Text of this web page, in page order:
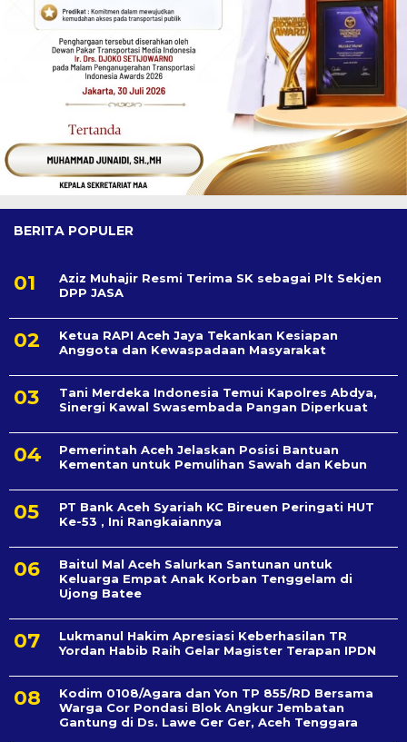
BERITA POPULER
Aziz Muhajir Resmi Terima SK sebagai Plt Sekjen
DPP JASA
Ketua RAPI Aceh Jaya Tekankan Kesiapan
Anggota dan Kewaspadaan Masyarakat
Tani Merdeka Indonesia Temui Kapolres Abdya,
Sinergi Kawal Swasembada Pangan Diperkuat
Pemerintah Aceh Jelaskan Posisi Bantuan
Kementan untuk Pemulihan Sawah dan Kebun
PT Bank Aceh Syariah KC Bireuen Peringati HUT
Ke-53 , Ini Rangkaiannya
Baitul Mal Aceh Salurkan Santunan untuk
Keluarga Empat Anak Korban Tenggelam di
Ujong Batee
Lukmanul Hakim Apresiasi Keberhasilan TR
Yordan Habib Raih Gelar Magister Terapan IPDN
Kodim 0108/Agara dan Yon TP 855/RD Bersama
Warga Cor Pondasi Blok Angkur Jembatan
Gantung di Ds. Lawe Ger Ger, Aceh Tenggara